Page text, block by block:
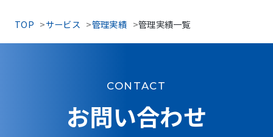
TOP サービス 管理実績 管理実績一覧
CONTACT
お問い合わせ